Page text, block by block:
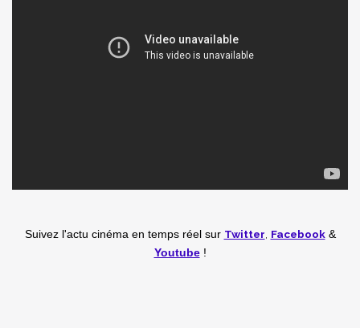
Suivez l'actu cinéma en temps réel sur Twitter Facebook&
Youtube!